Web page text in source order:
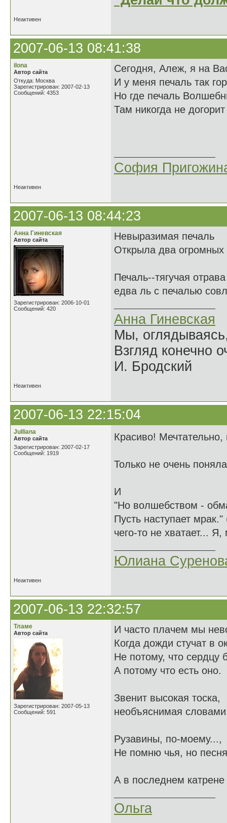
Неактивен
2007-06-13 08:41:38
ilona
Автор сайта
Откуда: Москва
Зарегистрирован: 2007-02-13
Сообщений: 4353
Сегодня, Алеж, я на
И у меня печаль так
Но где печаль
Там никогда не
София
Неактивен
2007-06-13 08:44:23
Анна Гиневская
Автор сайта
Зарегистрирован: 2006-10-01
Сообщений: 420
Невыразимая печаль
Открыла два
Печаль--тягучая отрава
едва ль с печалью
Анна Гиневская
Мы,
Взгляд конечно
И. Бродский
Неактивен
2007-06-13 22:15:04
Julliana
Автор сайта
Зарегистрирован: 2007-02-17
Сообщений: 1919
Красиво!
Только не очень
И
"Но волшебством -
Пусть наступает
чего-то не хватает...
Юлиана
Неактивен
2007-06-13 22:32:57
Тламе
Автор сайта
Зарегистрирован: 2007-05-13
Сообщений: 591
И часто плачем мы
Когда дожди стучат в
Не потому, что сердцу
А потому что есть оно.
Звенит высокая тоска,
необъяснимая
Рузавины, по-моему...,
Не помню чья, но
А в последнем
Ольга